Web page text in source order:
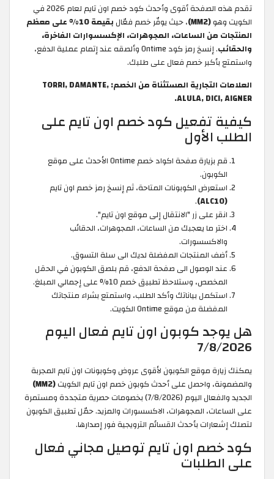
تقدم هذه الصفحة أقوى وأحدث كود خصم اون تايم لعام 2026 في
الكويت وهو(MM2) ، حيث يوفّر خصم فعّال
بقيمة 10% على معظم
المنتجات من الساعات، المجوهرات، الإكسسوارات الفاخرة،
والحقائب
. إنسخ رمز كود Ontime وألصقه عند إتمام عملية الدفع،
واستمتع بأكبر خصم فعال على طلبك.
العلامات التجارية المستثناة من الخصم: TORRI, DAMANTE,
ALULA, DICI, AIGNER.
كيفية تفعيل كود خصم اون تايم على
الطلب الأول
قم بزيارة صفحة اكواد خصم Ontime الأحدث على موقع
الكوبون.
استعرض الكوبونات المتاحة، ثم إنسخ رمز خصم اون تايم
(ALC10)
.
انقر على زر "الانتقال إلى موقع اون تايم".
اختر ما يعجبك من الساعات، المجوهرات، الحقائب
والاكسسورات.
أضف المنتجات المفضلة لديك الى سلة التسوق.
عند الوصول الى صفحة الدفع، قم بلصق الكوبون في الحقل
المخصص، وستلاحظ تطبيق خصم 10% على إجمالي المبلغ.
استكمل بياناتك وأكد الطلب، واستمتع بشراء منتجاتك
المفضلة من موقع Ontime الكويت.
هل يوجد كوبون اون تايم فعال اليوم
7/8/2026
يمكنك زيارة موقع الكوبون لأقوى عروض وكوبونات اون تايم المجربة
والمضمونة، واحصل على أحدث كوبون خصم اون تايم الكويت(MM2)
الجديد والفعال اليوم (7/8/2026) بخصومات حصرية متجددة ومستمرة
على الساعات، المجوهرات، الاكسسورات والمزيد. حمّل تطبيق الكوبون
لتصلك إشعارات بأحدث القسائم الترويجية فور إصدارها.
كود خصم اون تايم توصيل مجاني فعال
على الطلبات